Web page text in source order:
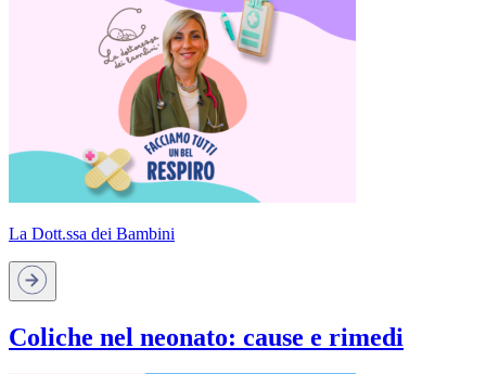
La Dott.ssa dei Bambini
Coliche nel neonato: cause e rimedi